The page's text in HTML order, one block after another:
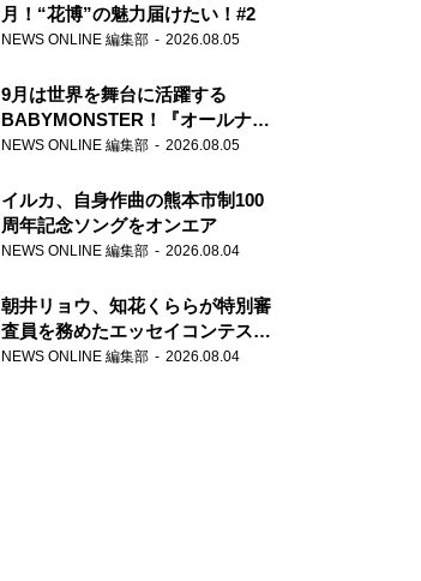
月！“花博”の魅力届けたい！#2
NEWS ONLINE 編集部 2026.08.05
9月は世界を舞台に活躍する
BABYMONSTER！『オールナイ
トニッポンPODCAST』月替わり
NEWS ONLINE 編集部 2026.08.05
イルカ、自身作曲の熊本市制100
周年記念ソングをオンエア
NEWS ONLINE 編集部 2026.08.04
朝井リョウ、知花くららが特別審
査員を務めたエッセイコンテスト
の特別番組「#いまあなたに伝え
NEWS ONLINE 編集部 2026.08.04